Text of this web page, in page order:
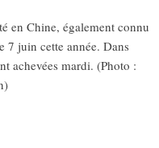
en Chine, également connu
7 juin cette année. Dans
achevées mardi. (Photo :